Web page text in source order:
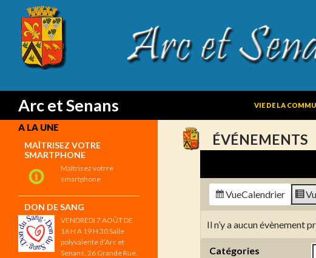
Arc et Senans
Search
VIE DE LA
ÉVÉNEMENTS
VueCalendrier
Il n’y a aucun évènement
Catégories
A LA UNE
MAÎTRISEZ VOTRE
SMARTPHONE
Maîtrisez votrre
smartphone
DON DE SANG
VENDREDI 7 AOÛT DE
16 H A 19 H 30 Salle
polyvalente d’Arc et
Senans, 26 Grande Rue.